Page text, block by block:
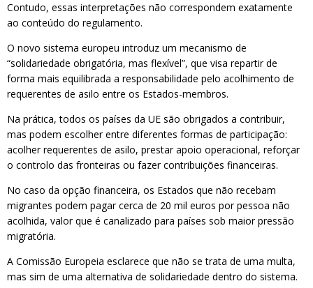
Contudo, essas interpretações não correspondem exatamente
ao conteúdo do regulamento.
O novo sistema europeu introduz um mecanismo de
“solidariedade obrigatória, mas flexível”, que visa repartir de
forma mais equilibrada a responsabilidade pelo acolhimento de
requerentes de asilo entre os Estados-membros.
Na prática, todos os países da UE são obrigados a contribuir,
mas podem escolher entre diferentes formas de participação:
acolher requerentes de asilo, prestar apoio operacional, reforçar
o controlo das fronteiras ou fazer contribuições financeiras.
No caso da opção financeira, os Estados que não recebam
migrantes podem pagar cerca de 20 mil euros por pessoa não
acolhida, valor que é canalizado para países sob maior pressão
migratória.
A Comissão Europeia esclarece que não se trata de uma multa,
mas sim de uma alternativa de solidariedade dentro do sistema.